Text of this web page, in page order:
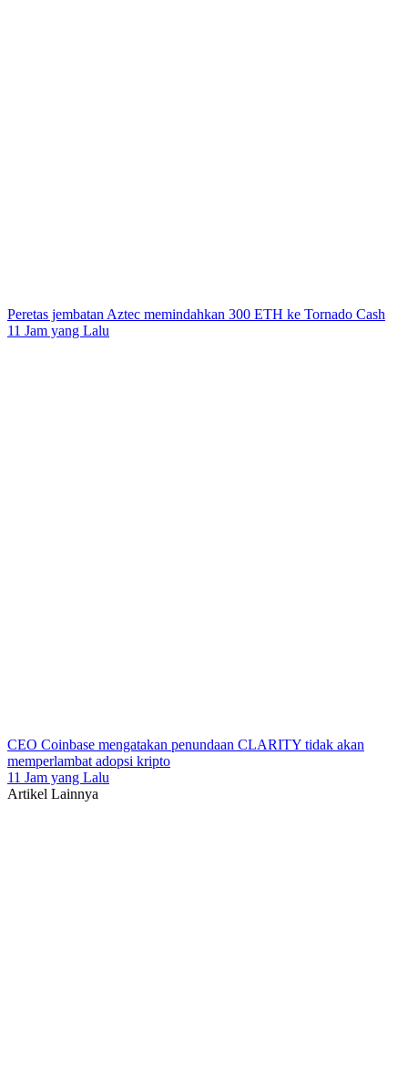
Peretas jembatan Aztec memindahkan 300 ETH ke Tornado Cash
11 Jam yang Lalu
CEO Coinbase mengatakan penundaan CLARITY tidak akan
memperlambat adopsi kripto
11 Jam yang Lalu
Artikel Lainnya